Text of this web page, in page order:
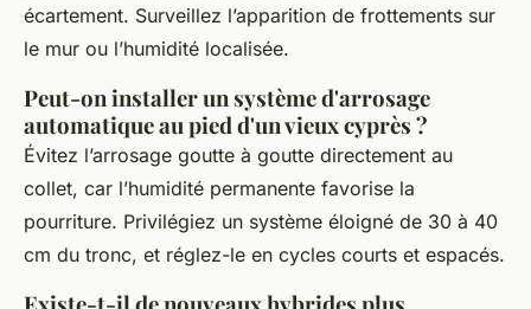
écartement. Surveillez l’apparition de frottements sur
le mur ou l’humidité localisée.
Peut-on installer un système d'arrosage
automatique au pied d'un vieux cyprès ?
Évitez l’arrosage goutte à goutte directement au
collet, car l’humidité permanente favorise la
pourriture. Privilégiez un système éloigné de 30 à 40
cm du tronc, et réglez-le en cycles courts et espacés.